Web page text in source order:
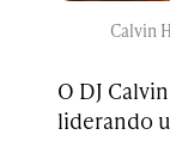
Calvin
O DJ
liderando